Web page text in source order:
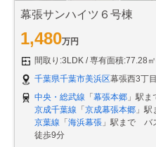
幕張サンハイツ６号棟
1,480万円
間取り:3LDK
専有面積:77.28
千葉県千葉市美浜区幕張西3丁
中央・総武線 「幕張本郷 」駅
京成千葉線 「京成幕張本郷 」
京葉線 「海浜幕張 」駅まで バ
徒歩9分